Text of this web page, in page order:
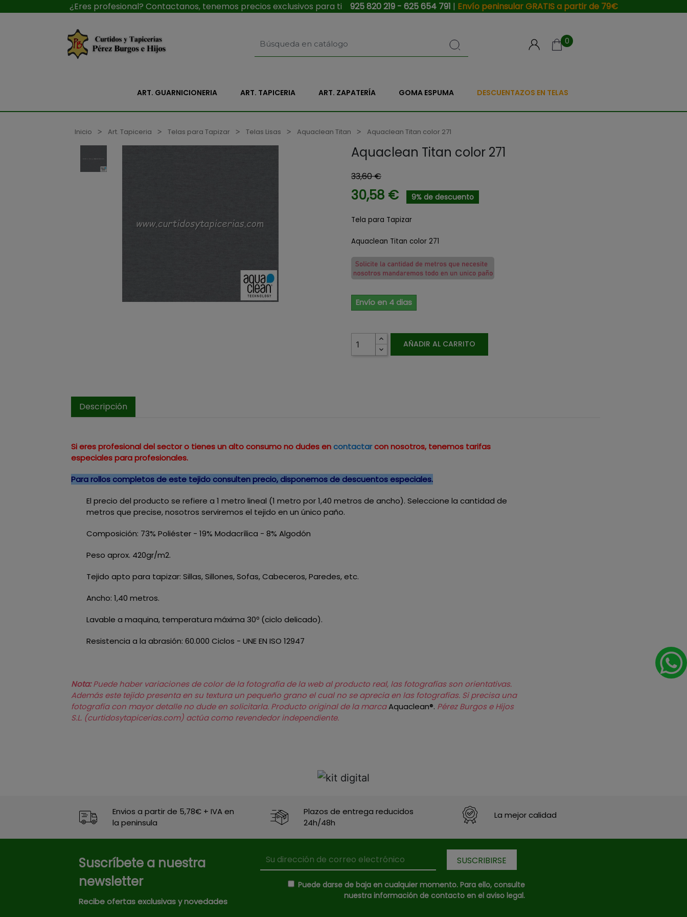
¿Eres profesional? Contactanos, tenemos precios exclusivos para ti 925 820 219 - 625 654 791 | Envío peninsular GRATIS a partir de 79€
0
ART. GUARNICIONERIA ART. TAPICERIA ART. ZAPATERÍA GOMA ESPUMA DESCUENTAZOS EN TELAS
Inicio Art. Tapiceria Telas para Tapizar Telas Lisas Aquaclean Titan Aquaclean Titan color 271
Aquaclean Titan color 271
33,60 €
30,58 € 9% de descuento
Tela para Tapizar
Aquaclean Titan color 271
Envío en 4 dias
AÑADIR AL CARRITO
Descripción
Si eres profesional del sector o tienes un alto consumo no dudes encontactarcon nosotros, tenemos tarifas
especiales para profesionales.
Para rollos completos de este tejido consulten precio, disponemos de descuentos especiales.
El precio del producto se refiere a 1 metro lineal (1 metro por 1,40 metros de ancho). Seleccione la cantidad de
metros que precise, nosotros serviremos el tejido en un único paño.
Composición: 73% Poliéster - 19% Modacrílica - 8% Algodón
Peso aprox. 420gr/m2.
Tejido apto para tapizar: Sillas, Sillones, Sofas, Cabeceros, Paredes, etc.
Ancho: 1,40 metros.
Lavable a maquina, temperatura máxima 30º (ciclo delicado).
Resistencia a la abrasión: 60.000 Ciclos - UNE EN ISO 12947
Nota:Puede haber variaciones de color de la fotografía de la web al producto real, las fotografías son orientativas.
Además este tejido presenta en su textura un pequeño grano el cual no se aprecia en las fotografías. Si precisa una
fotografía con mayor detalle no dude en solicitarla. Producto original de la marcaAquaclean®. Pérez Burgos e Hijos
S.L. (curtidosytapicerias.com) actúa como revendedor independiente.
Envios a partir de 5,78€ + IVA en
la peninsula
Plazos de entrega reducidos
24h/48h
La mejor calidad
Suscríbete a nuestra
newsletter
Recibe ofertas exclusivas y novedades
Puede darse de baja en cualquier momento. Para ello, consulte
nuestra información de contacto en el aviso legal.